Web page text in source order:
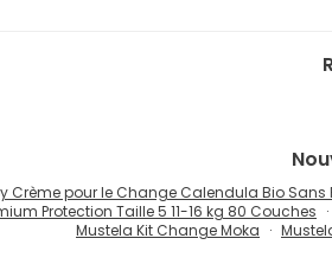
Crème pour le Change Calendula Bio Sans
Protection Taille 5 11-16 kg 80 Couches
Mustela Kit Change Moka